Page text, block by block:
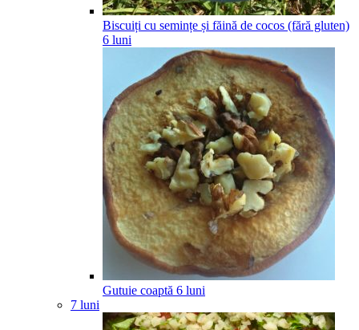
Biscuiți cu semințe și făină de cocos (fără gluten)
6 luni
Gutuie coaptă 6 luni
7 luni